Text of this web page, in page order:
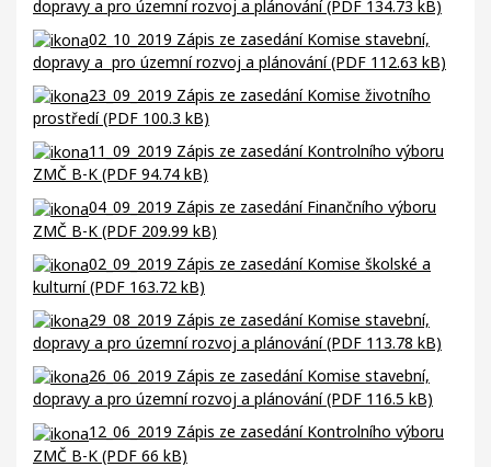
dopravy a pro územní rozvoj a plánování (PDF 134.73 kB)
02_10_2019 Zápis ze zasedání Komise stavební,
dopravy a pro územní rozvoj a plánování (PDF 112.63 kB)
23_09_2019 Zápis ze zasedání Komise životního
prostředí (PDF 100.3 kB)
11_09_2019 Zápis ze zasedání Kontrolního výboru
ZMČ B-K (PDF 94.74 kB)
04_09_2019 Zápis ze zasedání Finančního výboru
ZMČ B-K (PDF 209.99 kB)
02_09_2019 Zápis ze zasedání Komise školské a
kulturní (PDF 163.72 kB)
29_08_2019 Zápis ze zasedání Komise stavební,
dopravy a pro územní rozvoj a plánování (PDF 113.78 kB)
26_06_2019 Zápis ze zasedání Komise stavební,
dopravy a pro územní rozvoj a plánování (PDF 116.5 kB)
12_06_2019 Zápis ze zasedání Kontrolního výboru
ZMČ B-K (PDF 66 kB)